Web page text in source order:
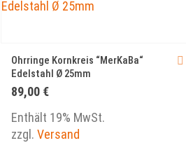
Ohrringe Kornkreis “MerKaBa“
Edelstahl Ø 25mm
89,00 €
Enthält 19% MwSt.
zzgl. Versand